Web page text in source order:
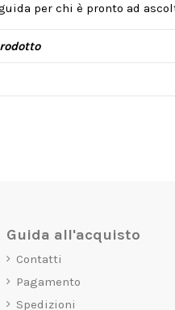
per chi è pronto ad
Guida all'acquisto
Contatti
Pagamento
Spedizioni